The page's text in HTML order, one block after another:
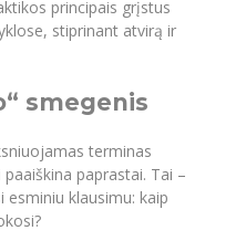
Sedžiongo institutas
Sedžiongo institutas
studijų centras
poreikiai
informacija
darbuotojams
(kompetencijų tobulinimui)
"Studijos"
paštas
universiteto
principais grįstus
stiprinant atvirą ir
smegenis
terminas
paaiškina paprastai. Tai –
klausimu: kaip